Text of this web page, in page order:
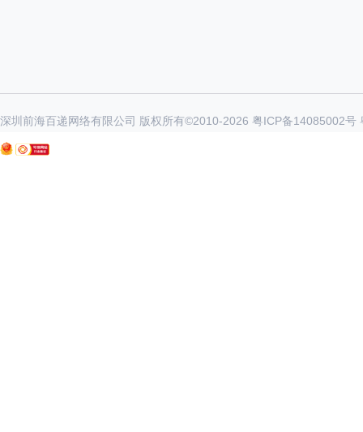
深圳前海百递网络有限公司 版权所有©2010-2026 粤ICP备14085002号